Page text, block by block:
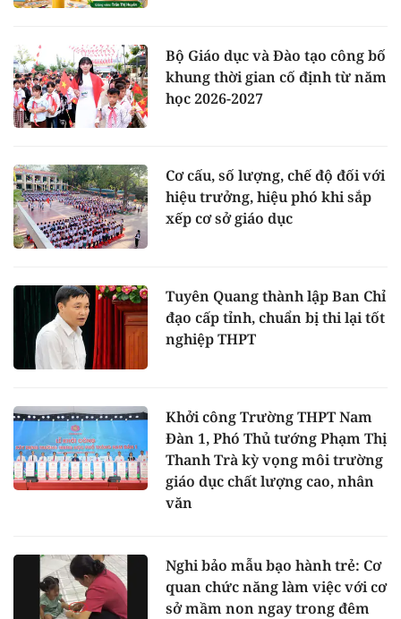
Bộ Giáo dục và Đào tạo công bố
khung thời gian cố định từ năm
học 2026-2027
Cơ cấu, số lượng, chế độ đối với
hiệu trưởng, hiệu phó khi sắp
xếp cơ sở giáo dục
Tuyên Quang thành lập Ban Chỉ
đạo cấp tỉnh, chuẩn bị thi lại tốt
nghiệp THPT
Khởi công Trường THPT Nam
Đàn 1, Phó Thủ tướng Phạm Thị
Thanh Trà kỳ vọng môi trường
giáo dục chất lượng cao, nhân
văn
Nghi bảo mẫu bạo hành trẻ: Cơ
quan chức năng làm việc với cơ
sở mầm non ngay trong đêm